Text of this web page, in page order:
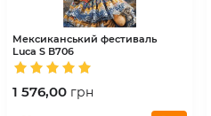
Мексиканський фестиваль
Luca S В706
1 576,00 грн